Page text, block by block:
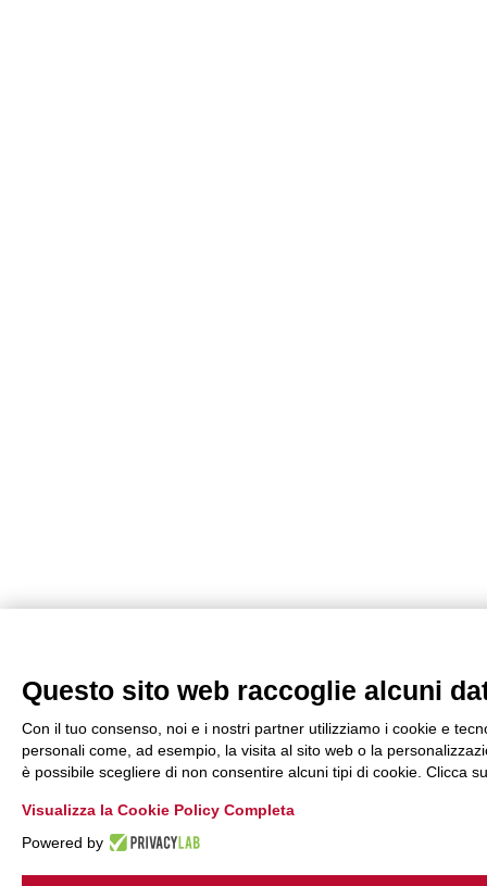
Questo sito web raccoglie alcuni
Con il tuo consenso, noi e i nostri partner utilizziamo i cookie e
personali come, ad esempio, la visita al sito web o la
è possibile scegliere di non consentire alcuni tipi di cookie. Clicca
Visualizza la Cookie Policy Completa
Powered by